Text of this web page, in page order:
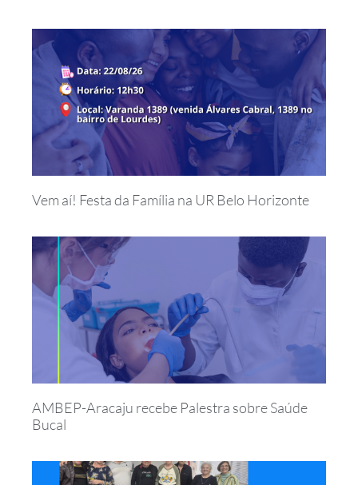
Vem aí! Festa da Família na UR Belo Horizonte
AMBEP-Aracaju recebe Palestra sobre Saúde
Bucal